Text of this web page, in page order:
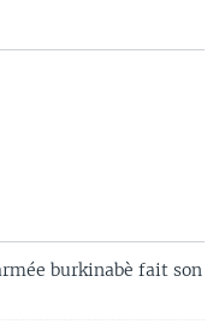
burkinabè fait son